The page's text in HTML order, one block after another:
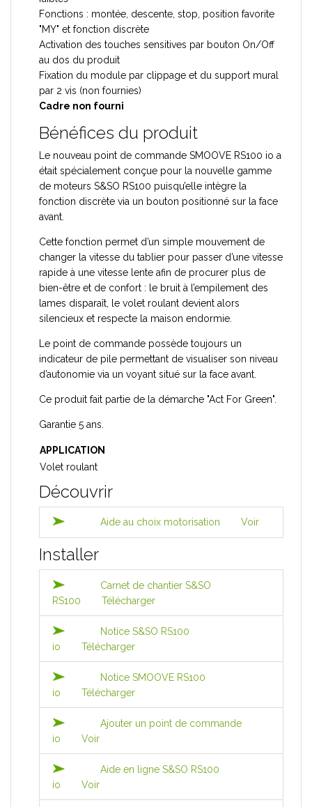
Fonctions : montée, descente, stop, position favorite
"MY" et fonction discrète
Activation des touches sensitives par bouton On/Off
au dos du produit
Fixation du module par clippage et du support mural
par 2 vis (non fournies)
Cadre non fourni
Bénéfices du produit
Le nouveau point de commande SMOOVE RS100 io a
était spécialement conçue pour la nouvelle gamme
de moteurs S&SO RS100 puisqu’elle intègre la
fonction discrète via un bouton positionné sur la face
avant.
Cette fonction permet d’un simple mouvement de
changer la vitesse du tablier pour passer d’une vitesse
rapide à une vitesse lente afin de procurer plus de
bien-être et de confort : le bruit à l’empilement des
lames disparaît, le volet roulant devient alors
silencieux et respecte la maison endormie.
Le point de commande possède toujours un
indicateur de pile permettant de visualiser son niveau
d’autonomie via un voyant situé sur la face avant.
Ce produit fait partie de la démarche "Act For Green".
Garantie 5 ans.
APPLICATION
Volet roulant
Découvrir
Aide au choix motorisation Voir
Installer
Carnet de chantier S&SO
RS100
Télécharger
Notice S&SO RS100
io
Télécharger
Notice SMOOVE RS100
io
Télécharger
Ajouter un point de commande
io
Voir
Aide en ligne S&SO RS100
io
Voir